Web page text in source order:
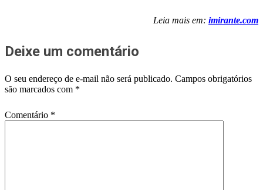
Leia mais em: imirante.com
Deixe um comentário
O seu endereço de e-mail não será publicado. Campos obrigatórios
são marcados com *
Comentário *